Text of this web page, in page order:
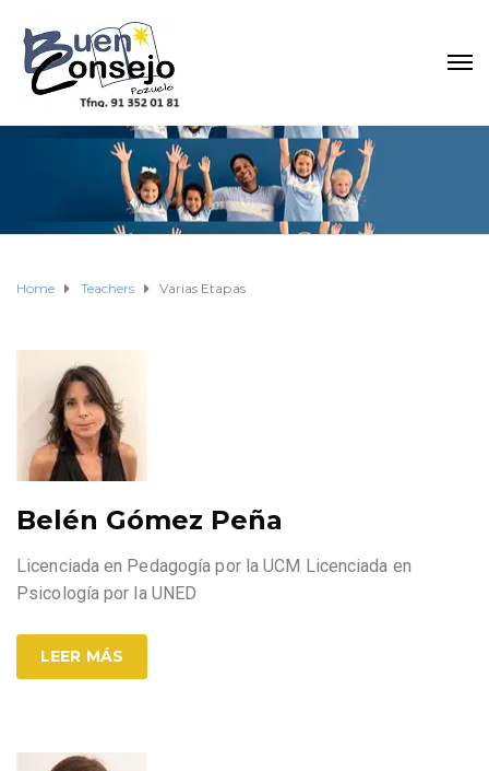
Home Teachers Varias Etapas
Belén Gómez Peña
Licenciada en Pedagogía por la UCM Licenciada en
Psicología por la UNED
LEER MÁS